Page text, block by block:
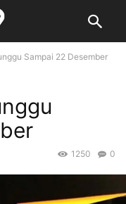
Sampai 22 Desember
0
1250